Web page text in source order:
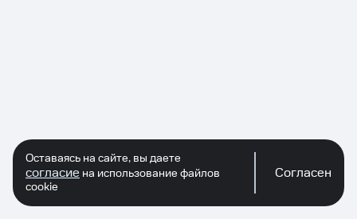
Оставаясь на сайте, вы даете
согласие на использование файлов
cookie
Согласен